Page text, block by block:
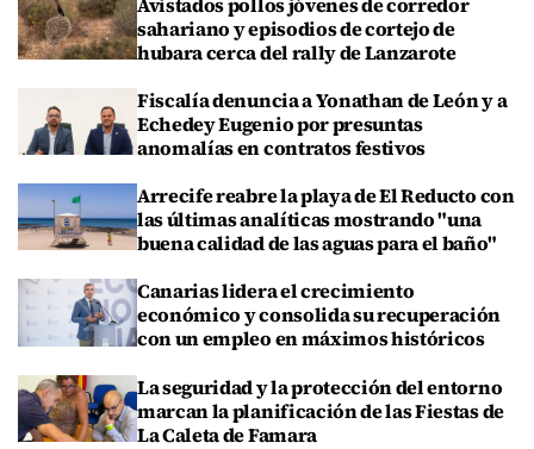
sahariano y episodios de cortejo de
hubara cerca del rally de Lanzarote
Fiscalía denuncia a Yonathan de León y a
Echedey Eugenio por presuntas
anomalías en contratos festivos
Arrecife reabre la playa de El Reducto con
las últimas analíticas mostrando "una
buena calidad de las aguas para el baño"
Canarias lidera el crecimiento
económico y consolida su recuperación
con un empleo en máximos históricos
La seguridad y la protección del entorno
marcan la planificación de las Fiestas de
La Caleta de Famara